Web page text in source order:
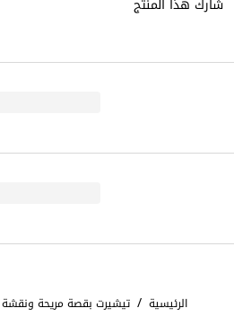
الرئيسية / تيشيرت بقصة مريحة ونقشة